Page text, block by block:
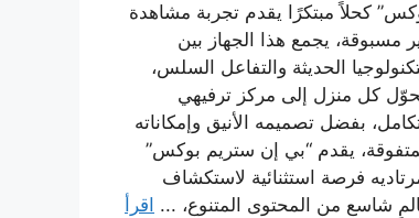
كحلاً مبتكرًا يقدم تجربة مشاهدة
مسبوقة، يجمع هذا الجهاز بين
الحديثة والتفاعل السلس،
كل منزل إلى مركز ترفيهي
بفضل تصميمه الأنيق وإمكاناته
يقدم “بي إن ستريم بوكس”
فرصة استثنائية لاستكشاف
شاسع من المحتوى المتنوع، ... اقرأ